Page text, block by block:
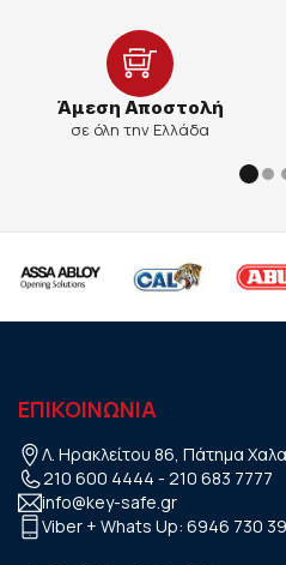
Άμεση Αποστολή
σε όλη την Ελλάδα
ΕΠΙΚΟΙΝΩΝΙΑ
Λ. Ηρακλείτου 86, Πάτημα
210 600 4444 - 210 683 7777
info@key-safe.gr
Viber + Whats Up: 6946 730